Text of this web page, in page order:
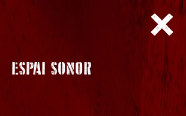
ESPAI SONOR